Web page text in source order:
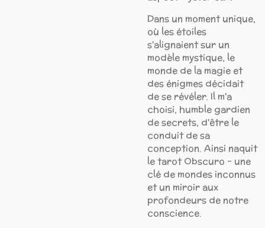
Dans un moment unique,
où les étoiles
s'alignaient sur un
modèle mystique, le
monde de la magie et
des énigmes décidait
de se révéler. Il m'a
choisi, humble gardien
de secrets, d'être le
conduit de sa
conception. Ainsi naquit
le tarot Obscuro – une
clé de mondes inconnus
et un miroir aux
profondeurs de notre
conscience.